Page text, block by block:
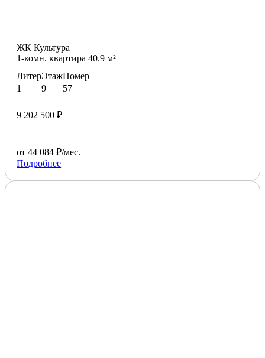
ЖК Культура
1-комн. квартира 40.9 м²
Литер
1
Этаж
9
Номер
57
9 202 500 ₽
от 44 084 ₽/мес.
Подробнее